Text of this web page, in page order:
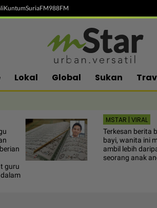
KuntumSuriaFM988FM
Lokal Global Sukan
guru
MSTAR | VIRAL
Terkesan berita
bayi, wanita ini
ambil lebih
seorang anak